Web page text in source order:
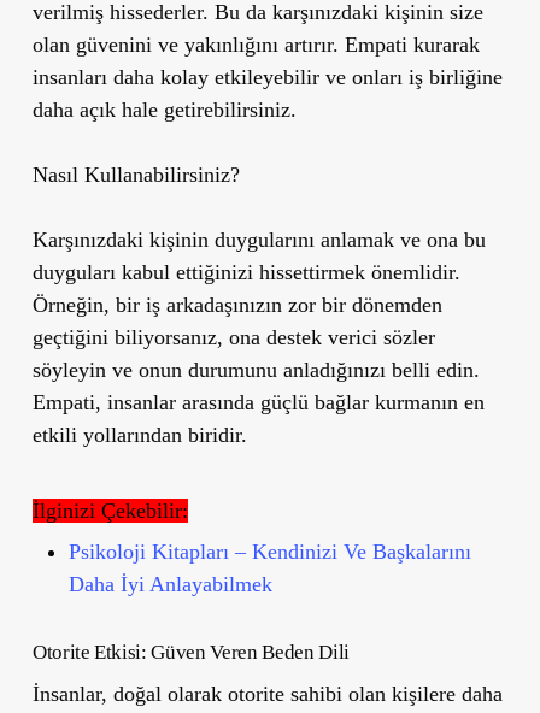
verilmiş hissederler. Bu da karşınızdaki kişinin size
olan güvenini ve yakınlığını artırır. Empati kurarak
insanları daha kolay etkileyebilir ve onları iş birliğine
daha açık hale getirebilirsiniz.
Nasıl Kullanabilirsiniz?
Karşınızdaki kişinin duygularını anlamak ve ona bu
duyguları kabul ettiğinizi hissettirmek önemlidir.
Örneğin, bir iş arkadaşınızın zor bir dönemden
geçtiğini biliyorsanız, ona destek verici sözler
söyleyin ve onun durumunu anladığınızı belli edin.
Empati, insanlar arasında güçlü bağlar kurmanın en
etkili yollarından biridir.
İlginizi Çekebilir:
Psikoloji Kitapları – Kendinizi Ve Başkalarını
Daha İyi Anlayabilmek
Otorite Etkisi: Güven Veren Beden Dili
İnsanlar, doğal olarak otorite sahibi olan kişilere daha